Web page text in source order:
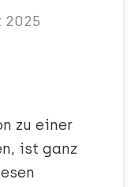
2025
zu einer
ist ganz